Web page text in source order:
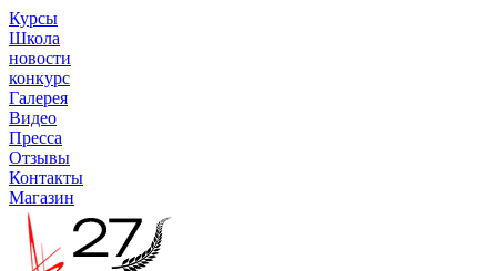
Курсы
Школа
новости
конкурс
Галерея
Видео
Пресса
Отзывы
Контакты
Магазин